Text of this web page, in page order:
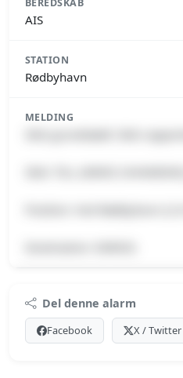
BEREDSKAB
AIS
STATION
Rødbyhavn
MELDING
Log ind med Premium for at
Se Premium-
Del denne alarm
Facebook X / Twitter